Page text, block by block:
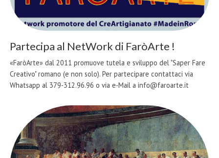
Partecipa al NetWork di FaròArte !
«FaròArte» dal 2011 promuove tutela e sviluppo del "Saper Fare
Creativo" romano (e non solo). Per partecipare contattaci via
Whatsapp al 379-312.96.96 o via e-Mail a info@faroarte.it